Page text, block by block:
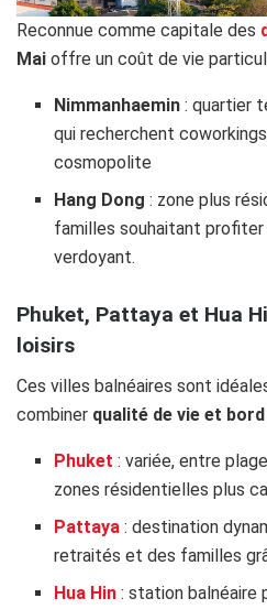
Reconnue comme capitale des
Mai offre un coût de vie
Nimmanhaemin : quartier
qui recherchent
cosmopolite
Hang Dong : zone plus
familles souhaitant profiter
verdoyant.
Phuket, Pattaya et Hua
loisirs
Ces villes balnéaires sont
combiner qualité de vie et
Phuket : variée, entre
zones résidentielles plus
Pattaya : destination
retraités et des familles
Hua Hin : station balnéaire